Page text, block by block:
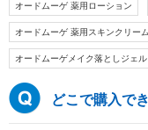
オードムーゲ 薬用ローション
オードムーゲ 薬用スキンクリーム
オードムーゲメイク落としジェル
どこで購入で